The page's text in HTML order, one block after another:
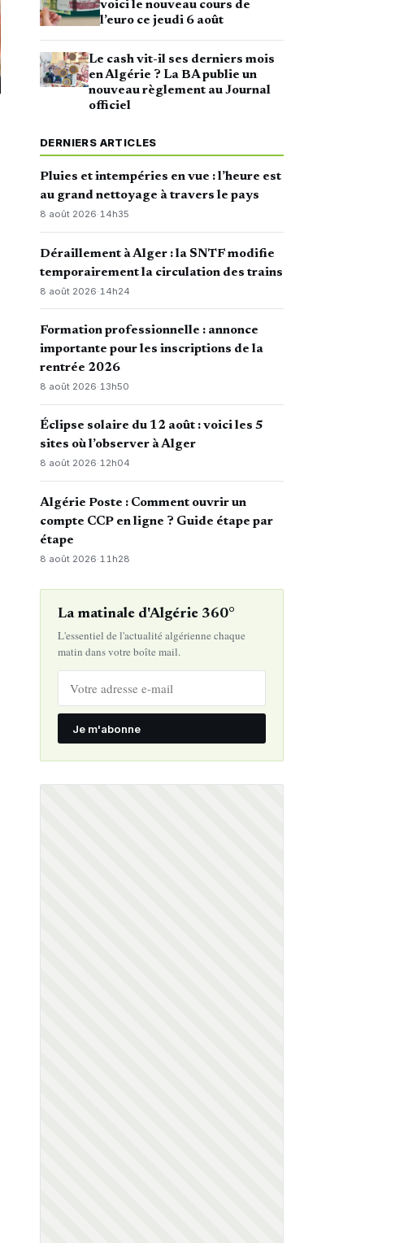
voici le nouveau cours de
l’euro ce jeudi 6 août
Le cash vit-il ses derniers mois
en Algérie ? La BA publie un
nouveau règlement au Journal
officiel
DERNIERS ARTICLES
Pluies et intempéries en vue : l’heure est
au grand nettoyage à travers le pays
8 août 2026·14h35
Déraillement à Alger : la SNTF modifie
temporairement la circulation des trains
8 août 2026· 14h24
Formation professionnelle : annonce
importante pour les inscriptions de la
rentrée 2026
8 août 2026·13h50
Éclipse solaire du 12 août : voici les 5
sites où l’observer à Alger
8 août 2026·12h04
Algérie Poste : Comment ouvrir un
compte CCP en ligne ? Guide étape par
étape
8 août 2026· 11h28
La matinale d'Algérie 360°
L'essentiel de l'actualité algérienne chaque
matin dans votre boîte mail.
Je m'abonne